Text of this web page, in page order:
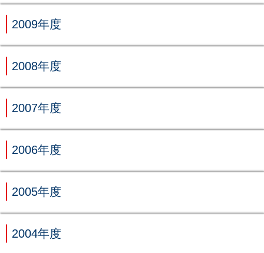
2009年度
2008年度
2007年度
2006年度
2005年度
2004年度